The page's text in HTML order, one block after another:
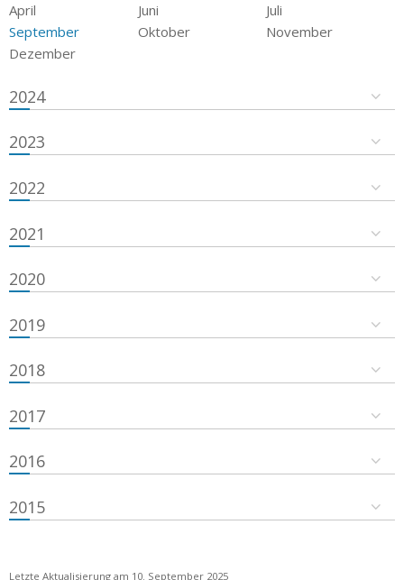
April
Juni
Juli
September
Oktober
November
Dezember
2024
2023
2022
2021
2020
2019
2018
2017
2016
2015
Letzte Aktualisierung am 10. September 2025